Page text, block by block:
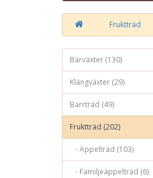
Fruktträd
Bärväxter (130)
Klängväxter (29)
Barrträd (49)
Fruktträd (202)
- Äppelträd (103)
- Familjeäppelträd (6)